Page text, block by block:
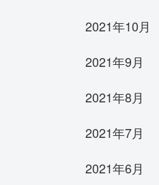
2021年10月
2021年9月
2021年8月
2021年7月
2021年6月